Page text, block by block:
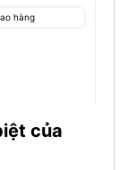
hàng
của